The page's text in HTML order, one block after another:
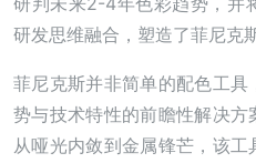
研发思维融合，塑造了菲尼克
菲尼克斯并非简单的配色工
势与技术特性的前瞻性解决方
从哑光内敛到金属锋芒，该